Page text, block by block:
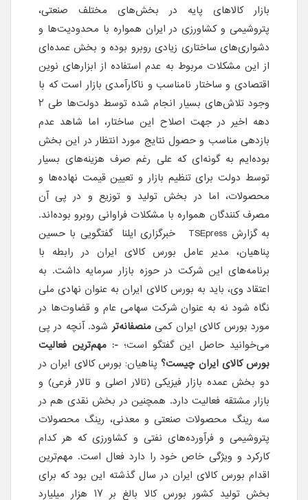
بازار کالاهای پایه در بخش‌های مختلف صنعتی،
پتروشیمی و کشاورزی در ایران همواره با محدودیت‌ها و
دشواری‌های ساختاری زیادی روبرو بوده و بخش عمده‌ای
از این مشکلات مربوط به عدم استفاده از ابزارهای نوین
اقتصادی و ساختار نامناسب و ناکارآمدی بازار است که با
وجود تلاش‌های بسیار انجام شده توسط دولت‌ها طی ۲
دهه اخیر در جهت اصلاح این ساختار، اما شاهد عدم
بازدهی مناسب و حصول نتایج مورد انتظار در این بخش
بوده‌ایم به گونه‌ای که علی رغم صرف هزینه‌های بسیار
توسط دولت برای تنظیم بازار و تعیین قیمت نهاده‌ها و
محصولات، اما در بخش تولید و توزیع و در پی آن
مصرف کنندگان همواره با مشکلات فراوانی روبرو بوده‌اند.
به گزارش TSEpress
خبرگزاری ایلنا گفتگویی با حسین
پناهیان، مدیر عامل بورس کالای ایران در رابطه با
برنامه‌های این شرکت در حوزه بازار سرمایه داشت. به
اعتقاد وی، باید به بورس کالای ایران به عنوان نهادی ملی
نگاه شود نه به عنوان شرکت سهامی عام و قضاوت‌ها در
مورد بورس کالای ایران کمیمنصفانه‌تر شود. آنچه در پی
می‌خوانید حاصل این گفتگو است؛ -: مهم‌ترین فعالیت
بورس کالای ایران چیست؟پناهیان: بورس کالای ایران در
دو بخش عمده بازار فیزیکی (تالار اصلی و تالار فرعی) و
بازار مشتقه فعالیت دارد. همچنین در بخش نقدی هم در
سه رینگ محصولات صنعتی و معدنی، رینگ محصولات
پتروشیمی و فرآورده‌های نفتی و کشاورزی که هر کدام
کارکرد و ویژگی خاص خود را دارد فعال است. مهم‌ترین
اقدام بورس کالای ایران در سال گذشته این بود که برای
بخش تولید کشور بورس کالا بالغ بر ۱۷ هزار میلیارد